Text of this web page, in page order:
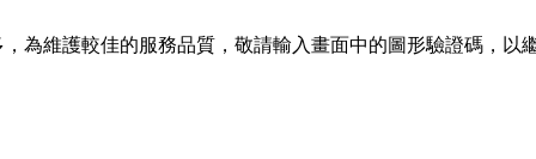
為維護較佳的服務品質，敬請輸入畫面中的圖形驗證碼，以